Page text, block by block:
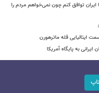
ایران توافق کنم چون نمی‌خواهم مردم را
ایتالیایی قله ماترهورن
به پایگاه آمریکا